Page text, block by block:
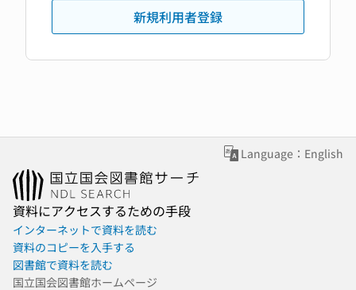
新規利用者登録
Language：English
資料にアクセスするための手段
インターネットで資料を読む
資料のコピーを入手する
図書館で資料を読む
国立国会図書館ホームページ